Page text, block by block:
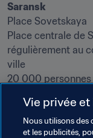
Saransk
Place Sovetskaya
Place centrale de
régulièrement au
ville
20 000 personnes
Sotchi
Esplanade sud
Lieu
Vie privée
Nous utilisons des
et les publicités,